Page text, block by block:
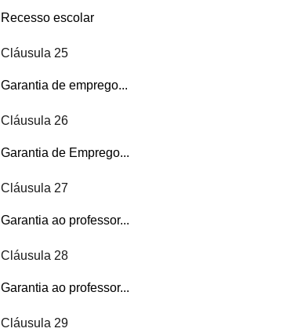
Recesso escolar
Cláusula 25
Garantia de emprego...
Cláusula 26
Garantia de Emprego...
Cláusula 27
Garantia ao professor...
Cláusula 28
Garantia ao professor...
Cláusula 29